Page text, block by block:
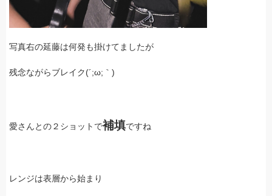
写真右の延藤は何発も掛けてましたが
残念ながらブレイク(´;ω;｀)
愛さんとの２ショットで補填ですね
レンジは表層から始まり